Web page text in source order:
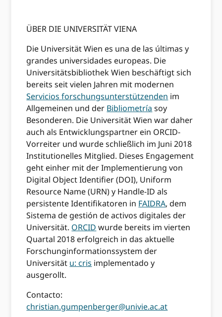
ÜBER DIE UNIVERSITÄT VIENA
Die Universität Wien es una de las últimas y
grandes universidades europeas. Die
Universitätsbibliothek Wien beschäftigt sich
bereits seit vielen Jahren mit modernen
Servicios forschungsunterstützenden im
Allgemeinen und der Bibliometría soy
Besonderen. Die Universität Wien war daher
auch als Entwicklungspartner ein ORCID-
Vorreiter und wurde schließlich im Juni 2018
Institutionelles Mitglied. Dieses Engagement
geht einher mit der Implementierung von
Digital Object Identifier (DOI), Uniform
Resource Name (URN) y Handle-ID als
persistente Identifikatoren in FAIDRA, dem
Sistema de gestión de activos digitales der
Universität. ORCID wurde bereits im vierten
Quartal 2018 erfolgreich in das aktuelle
Forschunginformationssystem der
Universität u: cris implementado y
ausgerollt.
Contacto:
christian.gumpenberger@univie.ac.at